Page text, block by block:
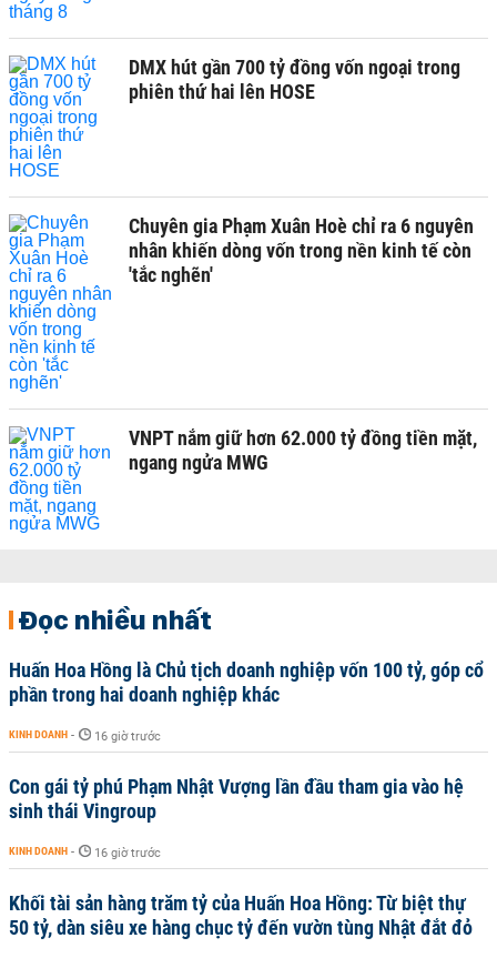
DMX hút gần 700 tỷ đồng vốn ngoại trong
phiên thứ hai lên HOSE
Chuyên gia Phạm Xuân Hoè chỉ ra 6 nguyên
nhân khiến dòng vốn trong nền kinh tế còn
'tắc nghẽn'
VNPT nắm giữ hơn 62.000 tỷ đồng tiền mặt,
ngang ngửa MWG
Đọc nhiều nhất
Huấn Hoa Hồng là Chủ tịch doanh nghiệp vốn 100 tỷ, góp cổ
phần trong hai doanh nghiệp khác
KINH DOANH - 16 giờ trước
Con gái tỷ phú Phạm Nhật Vượng lần đầu tham gia vào hệ
sinh thái Vingroup
KINH DOANH - 16 giờ trước
Khối tài sản hàng trăm tỷ của Huấn Hoa Hồng: Từ biệt thự
50 tỷ, dàn siêu xe hàng chục tỷ đến vườn tùng Nhật đắt đỏ